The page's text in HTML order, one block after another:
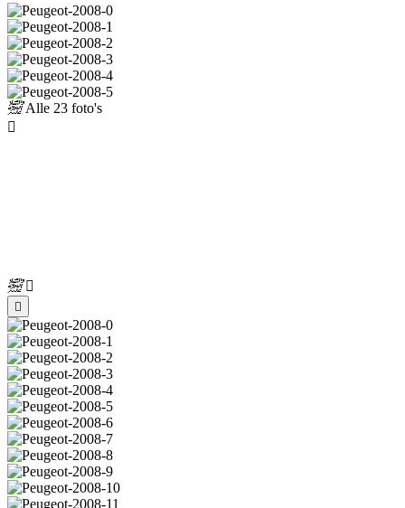
Alle 23 foto's